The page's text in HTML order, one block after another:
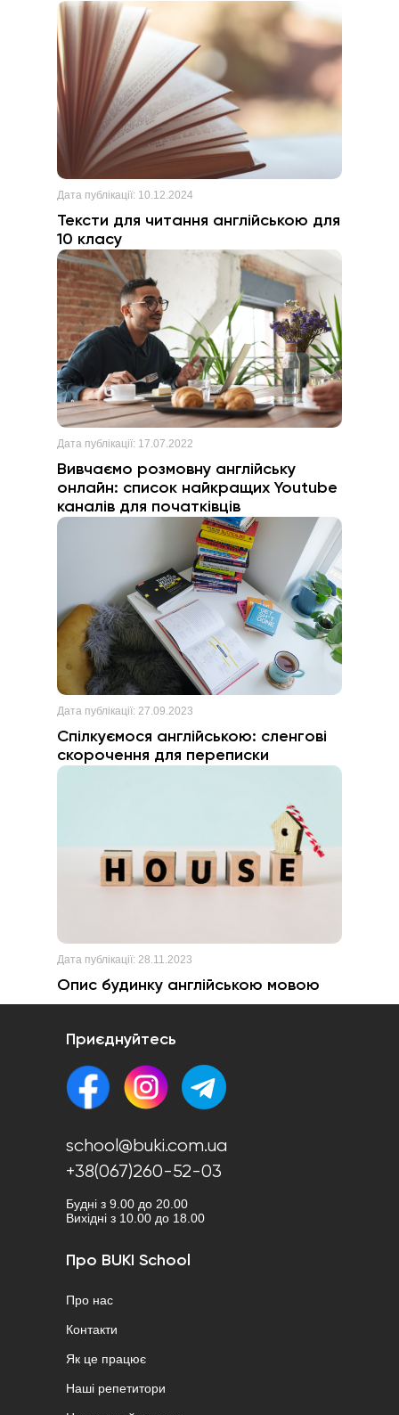
Дата публікації: 10.12.2024
Тексти для читання англійською для
10 класу
Дата публікації: 17.07.2022
Вивчаємо розмовну англійську
онлайн: список найкращих Youtube
каналів для початківців
Дата публікації: 27.09.2023
Спілкуємося англійською: сленгові
скорочення для переписки
Дата публікації: 28.11.2023
Опис будинку англійською мовою
Приєднуйтесь
school@buki.com.ua
+38(067)260-52-03
Будні з 9.00 до 20.00
Вихідні з 10.00 до 18.00
Про BUKI School
Про нас
Контакти
Як це працює
Наші репетитори